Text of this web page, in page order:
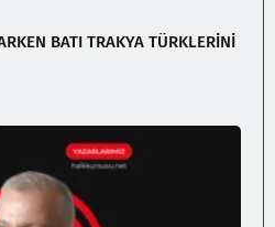
BATI TRAKYA TÜRKLERİNİ